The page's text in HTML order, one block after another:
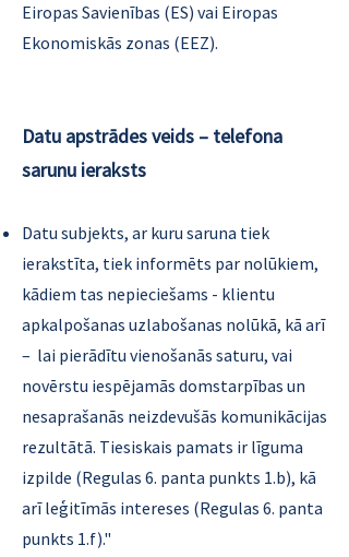
Eiropas Savienības (ES) vai Eiropas
Ekonomiskās zonas (EEZ).
Datu apstrādes veids – telefona
sarunu ieraksts
Datu subjekts, ar kuru saruna tiek
ierakstīta, tiek informēts par nolūkiem,
kādiem tas nepieciešams - klientu
apkalpošanas uzlabošanas nolūkā, kā arī
– lai pierādītu vienošanās saturu, vai
novērstu iespējamās domstarpības un
nesaprašanās neizdevušās komunikācijas
rezultātā. Tiesiskais pamats ir līguma
izpilde (Regulas 6. panta punkts 1.b), kā
arī leģitīmās intereses (Regulas 6. panta
punkts 1.f)."